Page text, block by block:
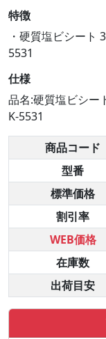
特徴
・硬質塩ビシー
5531
仕様
品名:硬質塩ビシ
K-5531
商品コード
型番
標準価格
割引率
WEB価格
在庫数
出荷目安